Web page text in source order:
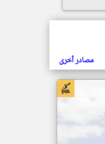
مصادر أخرى